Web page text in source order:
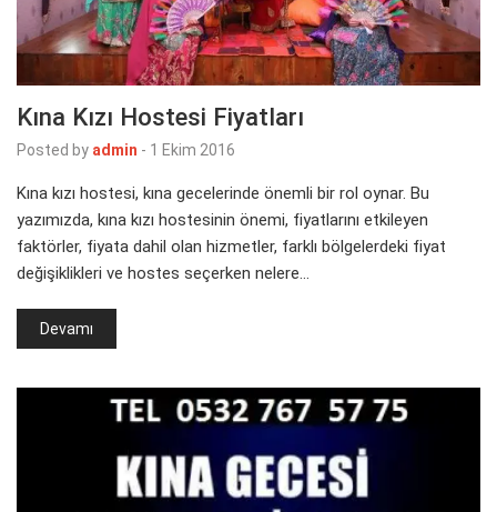
Kına Kızı Hostesi Fiyatları
Posted by admin - 1 Ekim 2016
Kına kızı hostesi, kına gecelerinde önemli bir rol oynar. Bu
yazımızda, kına kızı hostesinin önemi, fiyatlarını etkileyen
faktörler, fiyata dahil olan hizmetler, farklı bölgelerdeki fiyat
değişiklikleri ve hostes seçerken nelere…
Devamı